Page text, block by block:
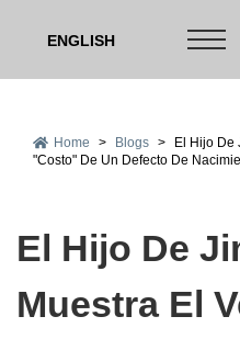
ENGLISH
Home > Blogs >
El Hijo De
"Costo" De Un Defecto De
El Hijo De
Muestra El